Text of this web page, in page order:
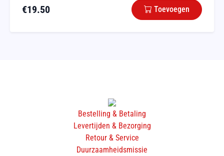
€19.50 Toevoegen
Bestelling & Betaling
Levertijden & Bezorging
Retour & Service
Duurzaamheidsmissie